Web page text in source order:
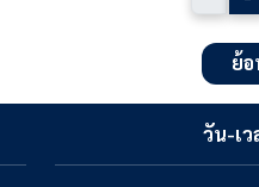
ย้
วัน-เ